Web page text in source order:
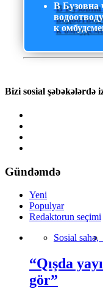
В Бузовна
к
Bizi sosial şəbəkələrdə
Gündəmdə
Yeni
Populyar
Redaktorun seçimi
Sosial sahə,
“Qışda
gör”